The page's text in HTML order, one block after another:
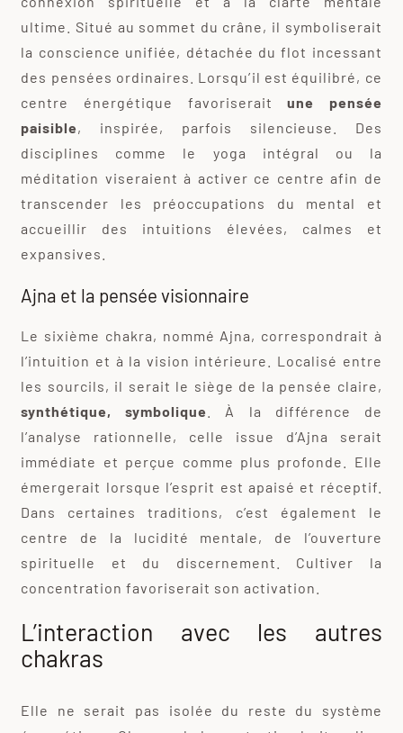
ultime. Situé au sommet du crâne, il symboliserait
la conscience unifiée, détachée du flot incessant
des pensées ordinaires. Lorsqu’il est équilibré, ce
centre énergétique favoriseraitune pensée
paisible, inspirée, parfois silencieuse. Des
disciplines comme le yoga intégral ou la
méditation viseraient à activer ce centre afin de
transcender les préoccupations du mental et
accueillir des intuitions élevées, calmes et
expansives.
Ajna et la pensée visionnaire
Le sixième chakra, nommé Ajna, correspondrait à
l’intuition et à la vision intérieure. Localisé entre
les sourcils, il serait le siège de la pensée claire,
synthétique, symbolique
. À la différence de
l’analyse rationnelle, celle issue d’Ajna serait
immédiate et perçue comme plus profonde. Elle
émergerait lorsque l’esprit est apaisé et réceptif.
Dans certaines traditions, c’est également le
centre de la lucidité mentale, de l’ouverture
spirituelle et du discernement. Cultiver la
concentration favoriserait son activation.
L’interaction avec les autres
chakras
Elle ne serait pas isolée du reste du système